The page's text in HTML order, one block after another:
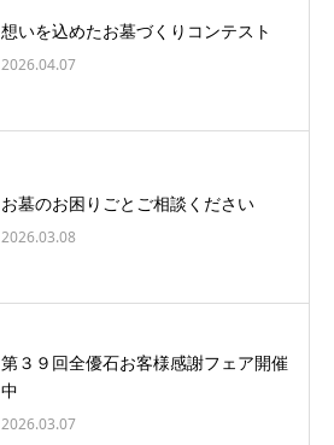
想いを込めたお墓づくりコンテスト
2026.04.07
お墓のお困りごとご相談ください
2026.03.08
第３９回全優石お客様感謝フェア開催
中
2026.03.07